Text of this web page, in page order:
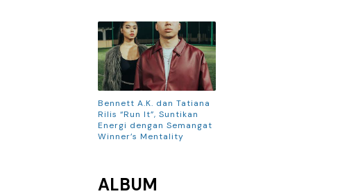
Bennett A.K. dan Tatiana
Rilis “Run It”, Suntikan
Energi dengan Semangat
Winner’s Mentality
ALBUM